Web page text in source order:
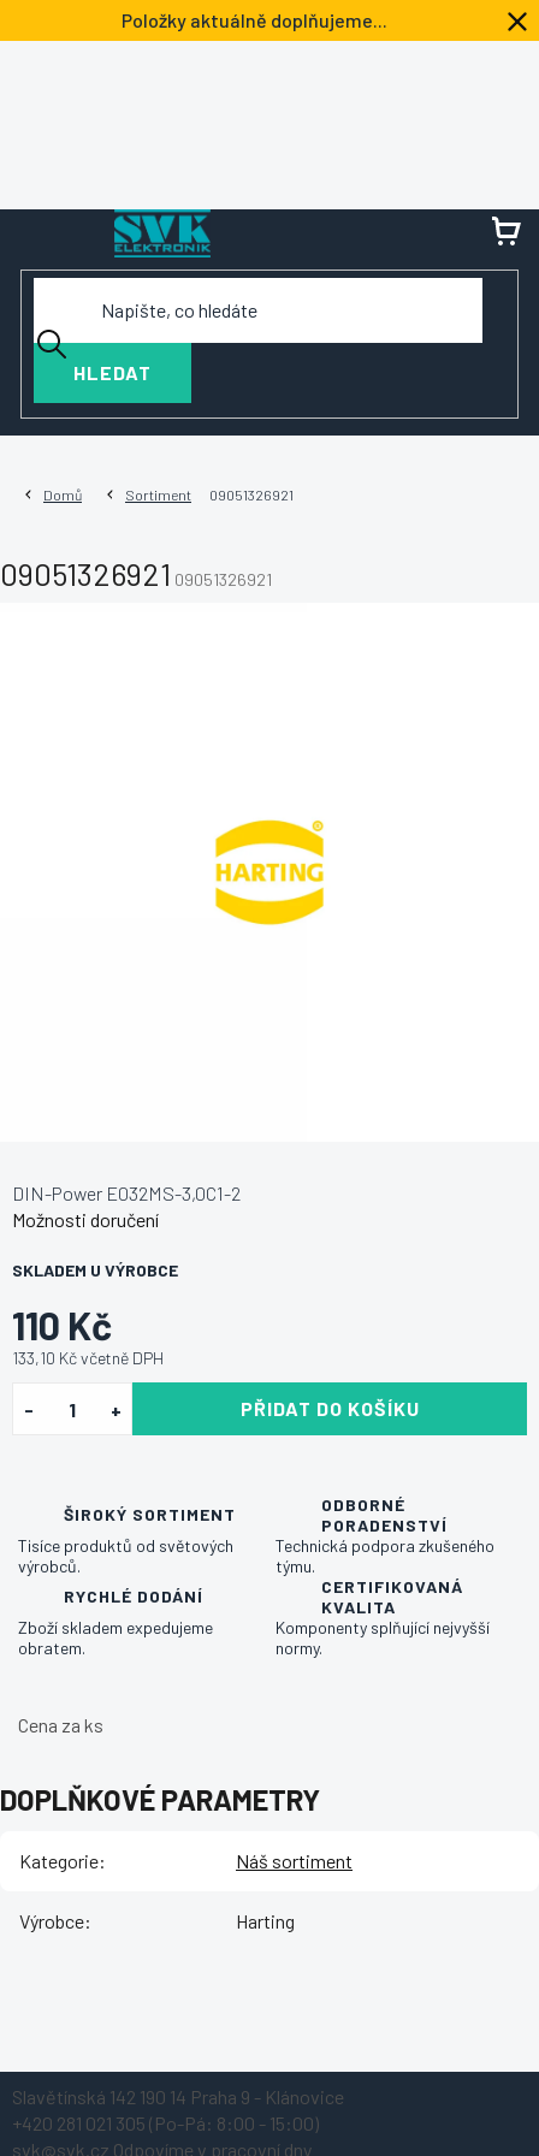
na
Položky aktuálně doplňujeme...
HLEDAT
Domů Sortiment 09051326921
09051326921 09051326921
110 Kč
133,10 Kč včetně DPH
SKLADEM U VÝROBCE
Možnosti doručení
PŘIDAT DO KOŠÍKU
DIN-Power E032MS-3,0C1-2
ŠIROKÝ SORTIMENT
Tisíce produktů od světových
výrobců.
ODBORNÉ
PORADENSTVÍ
Technická podpora zkušeného
týmu.
RYCHLÉ DODÁNÍ
Zboží skladem expedujeme
obratem.
CERTIFIKOVANÁ
KVALITA
Komponenty splňující nejvyšší
normy.
Cena za ks
DOPLŇKOVÉ PARAMETRY
Kategorie: Náš sortiment
Výrobce: Harting
Slavětínská 142 190 14 Praha 9 - Klánovice
+420 281 021 305 (Po-Pá: 8:00 - 15:00)
svk@svk.cz Odpovíme v pracovní dny